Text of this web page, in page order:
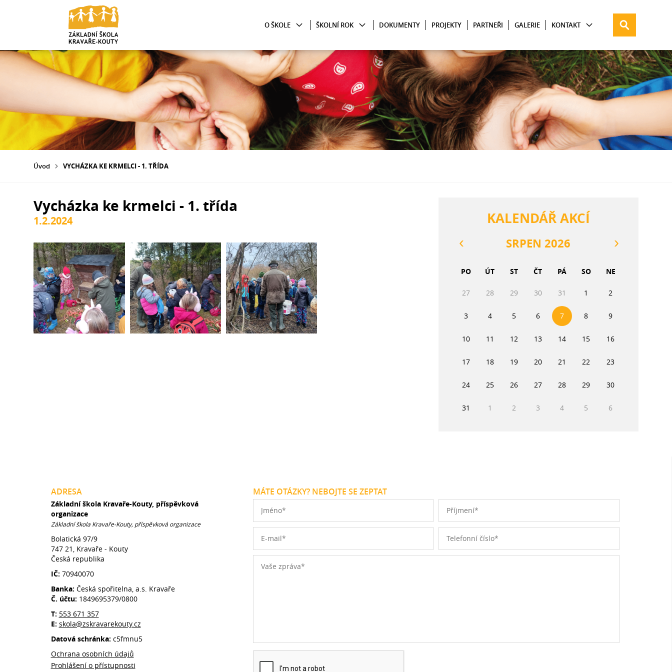
O ŠKOLE ŠKOLNÍ ROK DOKUMENTY PROJEKTY PARTNEŘI GALERIE KONTAKT
Úvod VYCHÁZKA KE KRMELCI - 1. TŘÍDA
Vycházka ke krmelci - 1. třída
1.2.2024 KALENDÁŘ AKCÍ
SRPEN 2026
PO ÚT ST ČT PÁ SO NE
27 28 29 30 31 1 2
3 4 5 6 7 8 9
10 11 12 13 14 15 16
17 18 19 20 21 22 23
24 25 26 27 28 29 30
31 1 2 3 4 5 6
ADRESA
Základní škola Kravaře-Kouty, příspěvková
organizace
Základní škola Kravaře-Kouty, příspěvková organizace
Bolatická 97/9
747 21, Kravaře - Kouty
Česká republika
IČ: 70940070
Banka: Česká spořitelna, a.s. Kravaře
Č. účtu: 1849695379/0800
T: 553 671 357
E: skola@zskravarekouty.cz
Datová schránka: c5fmnu5
Ochrana osobních údajů
Prohlášení o přístupnosti
MÁTE OTÁZKY? NEBOJTE SE ZEPTAT